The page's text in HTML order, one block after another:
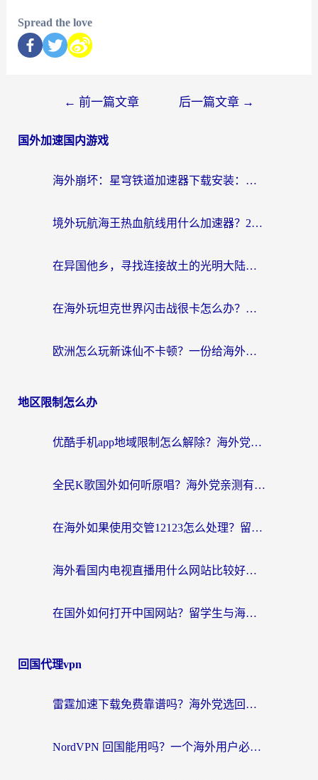
Spread the love
← 前一篇文章 后一篇文章 →
国外加速国内游戏
海外崩坏：星穹铁道加速器下载安装：一份给游子的终极网络指南
境外玩航海王热血航线用什么加速器？2026海外玩家实测最优方案（附欧洲问道堡垒前线加速技巧）
在异国他乡，寻找连接故土的光明大陆免费加速器
在海外玩坦克世界闪击战很卡怎么办？老玩家亲测有效的加速器选择指南
欧洲怎么玩新诛仙不卡顿？一份给海外游子的国服游戏畅玩指南
地区限制怎么办
优酷手机app地域限制怎么解除？海外党亲测有效的追剧方案
全民K歌国外如何听原唱？海外党亲测有效的回国加速器选择指南
在海外如果使用交管12123怎么处理？留学生亲测有效的回国加速方案
海外看国内电视直播用什么网站比较好？一篇解决你所有追剧难题的实用指南
在国外如何打开中国网站？留学生与海外华人的无缝访问指南
回国代理vpn
雷霆加速下载免费靠谱吗？海外党选回国加速器的避坑指南（附热门工具对比）
NordVPN 回国能用吗？一个海外用户必须面对的真实困境